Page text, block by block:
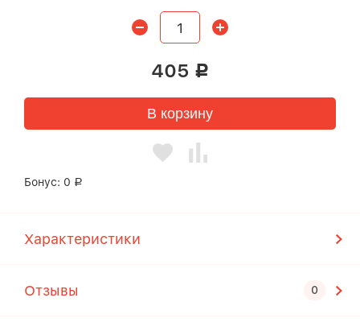
405 Р
В корзину
Бонус: 0 Р
Характеристики
Отзывы